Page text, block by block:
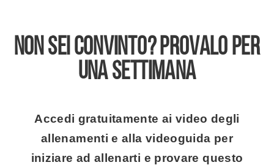
NON SEI CONVINTO? Provalo per
una settimana
Accedi gratuitamente ai video degli
allenamenti e alla videoguida per
iniziare ad allenarti e provare questo